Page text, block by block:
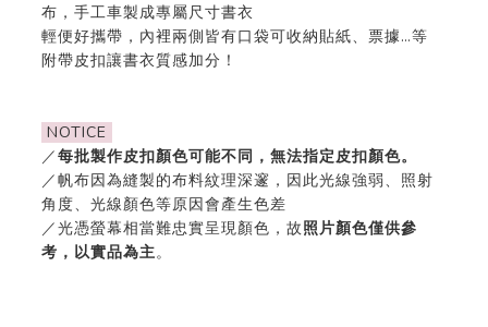
布，手工車製成專屬尺寸書衣
輕便好攜帶，內裡兩側皆有口袋可收納貼紙、票據…等
附帶皮扣讓書衣質感加分！
NOTICE
／每批製作皮扣顏色可能不同，無法指定皮扣顏色。
／帆布因為縫製的布料紋理深邃，因此光線強弱、照射
角度、光線顏色等原因會產生色差
／光憑螢幕相當難忠實呈現顏色，故照片顏色僅供參
考，以實品為主。